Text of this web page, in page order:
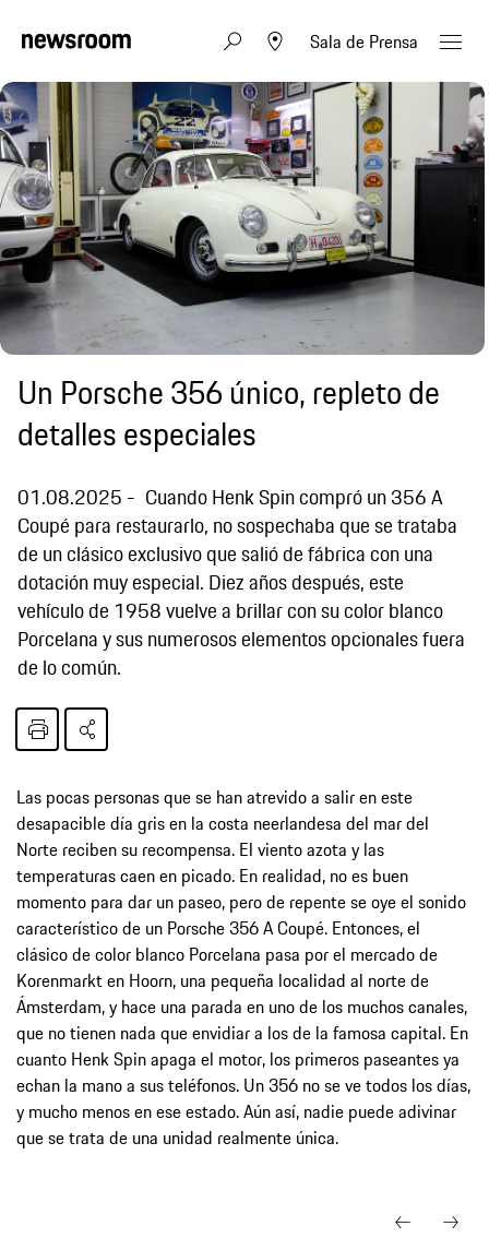
Sala de Prensa
Un Porsche 356 único, repleto de
detalles especiales
01.08.2025
Cuando Henk Spin compró un 356 A
Coupé para restaurarlo, no sospechaba que se trataba
de un clásico exclusivo que salió de fábrica con una
dotación muy especial. Diez años después, este
vehículo de 1958 vuelve a brillar con su color blanco
Porcelana y sus numerosos elementos opcionales fuera
de lo común.
Las pocas personas que se han atrevido a salir en este
desapacible día gris en la costa neerlandesa del mar del
Norte reciben su recompensa. El viento azota y las
temperaturas caen en picado. En realidad, no es buen
momento para dar un paseo, pero de repente se oye el sonido
característico de un Porsche 356 A Coupé. Entonces, el
clásico de color blanco Porcelana pasa por el mercado de
Korenmarkt en Hoorn, una pequeña localidad al norte de
Ámsterdam, y hace una parada en uno de los muchos canales,
que no tienen nada que envidiar a los de la famosa capital. En
cuanto Henk Spin apaga el motor, los primeros paseantes ya
echan la mano a sus teléfonos. Un 356 no se ve todos los días,
y mucho menos en ese estado. Aún así, nadie puede adivinar
que se trata de una unidad realmente única.